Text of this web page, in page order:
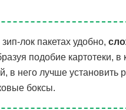
лок пакетах удобно,
подобие картотеки,
в него лучше установить
боксы.